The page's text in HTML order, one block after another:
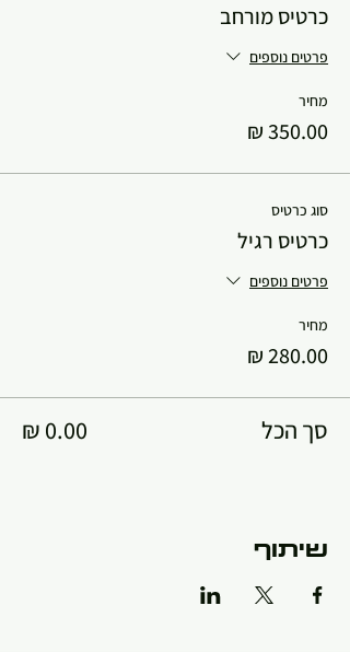
כרטיס מורחב
פרטים נוספים
מחיר
סוג כרטיס
כרטיס רגיל
פרטים נוספים
מחיר
סך הכל
שיתוף